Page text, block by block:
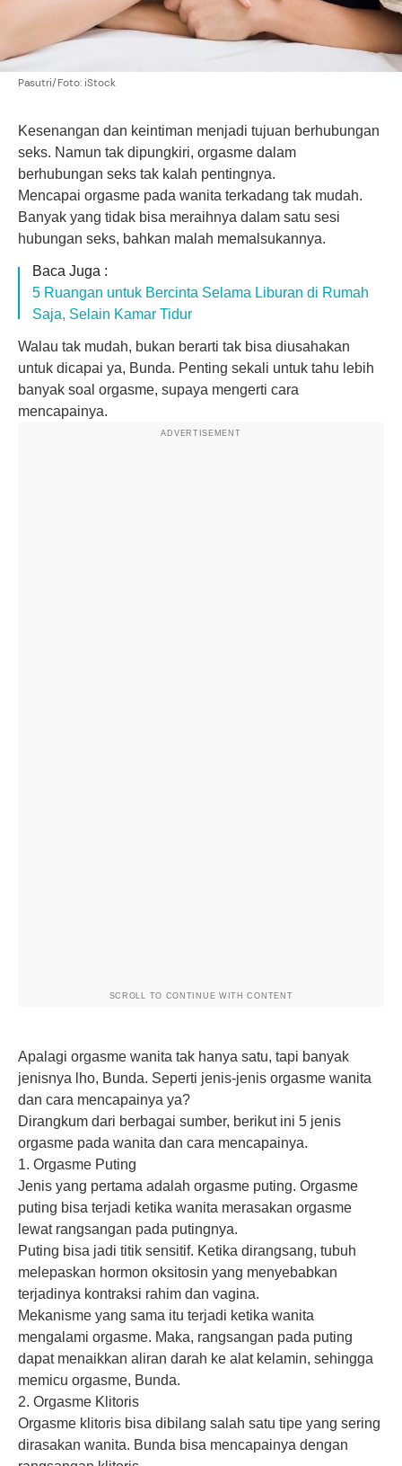
Pasutri/Foto: iStock
Kesenangan dan keintiman menjadi tujuan berhubungan
seks. Namun tak dipungkiri, orgasme dalam
berhubungan seks tak kalah pentingnya.
Mencapai orgasme pada wanita terkadang tak mudah.
Banyak yang tidak bisa meraihnya dalam satu sesi
hubungan seks, bahkan malah memalsukannya.
Baca Juga :
5 Ruangan untuk Bercinta Selama Liburan di Rumah
Saja, Selain Kamar Tidur
Walau tak mudah, bukan berarti tak bisa diusahakan
untuk dicapai ya, Bunda. Penting sekali untuk tahu lebih
banyak soal orgasme, supaya mengerti cara
mencapainya.
ADVERTISEMENT
SCROLL TO CONTINUE WITH CONTENT
Apalagi orgasme wanita tak hanya satu, tapi banyak
jenisnya lho, Bunda. Seperti jenis-jenis orgasme wanita
dan cara mencapainya ya?
Dirangkum dari berbagai sumber, berikut ini 5 jenis
orgasme pada wanita dan cara mencapainya.
1. Orgasme Puting
Jenis yang pertama adalah orgasme puting. Orgasme
puting bisa terjadi ketika wanita merasakan orgasme
lewat rangsangan pada putingnya.
Puting bisa jadi titik sensitif. Ketika dirangsang, tubuh
melepaskan hormon oksitosin yang menyebabkan
terjadinya kontraksi rahim dan vagina.
Mekanisme yang sama itu terjadi ketika wanita
mengalami orgasme. Maka, rangsangan pada puting
dapat menaikkan aliran darah ke alat kelamin, sehingga
memicu orgasme, Bunda.
2. Orgasme Klitoris
Orgasme klitoris bisa dibilang salah satu tipe yang sering
dirasakan wanita. Bunda bisa mencapainya dengan